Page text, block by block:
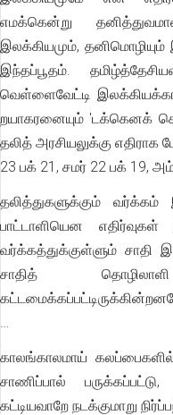
எமக்கென்று
இலக்கியமும், தனிமொழியும்
இந்தப்பூதம்.
வெள்ளைவேட்டி
றயாகரனையும் 'டக்கெனக்
தலித் அரசியலுக்கு எதிராக
23 பக் 21, சமர் 22 பக் 19,
தலித்துகளுக்கும் வர்க்கம்
பாட்டாளியென
வர்க்கத்துக்குள்ளும் சாதி
சாதித்
…
காலங்காலமாய் கலப்பைகளில்
சாணிப்பால்
கட்டியவாறே நடக்குமாறு